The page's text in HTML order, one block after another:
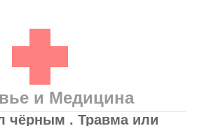
и Медицина
чёрным . Травма или